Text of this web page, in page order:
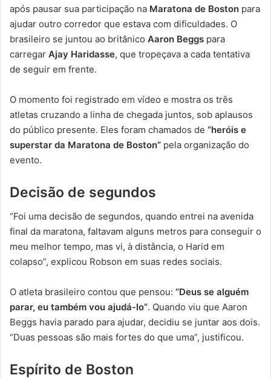
após pausar sua participação na Maratona de Boston para
ajudar outro corredor que estava com dificuldades. O
brasileiro se juntou ao britânico Aaron Beggs para
carregar Ajay Haridasse, que tropeçava a cada tentativa
de seguir em frente.
O momento foi registrado em vídeo e mostra os três
atletas cruzando a linha de chegada juntos, sob aplausos
do público presente. Eles foram chamados de “heróis e
superstar da Maratona de Boston” pela organização do
evento.
Decisão de segundos
“Foi uma decisão de segundos, quando entrei na avenida
final da maratona, faltavam alguns metros para conseguir o
meu melhor tempo, mas vi, à distância, o Harid em
colapso”, explicou Robson em suas redes sociais.
O atleta brasileiro contou que pensou: “Deus se alguém
parar, eu também vou ajudá-lo”. Quando viu que Aaron
Beggs havia parado para ajudar, decidiu se juntar aos dois.
“Duas pessoas são mais fortes do que uma”, justificou.
Espírito de Boston